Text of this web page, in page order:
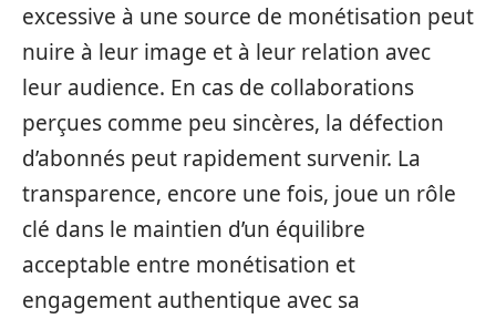
excessive à une source de monétisation peut
nuire à leur image et à leur relation avec
leur audience. En cas de collaborations
perçues comme peu sincères, la défection
d’abonnés peut rapidement survenir. La
transparence, encore une fois, joue un rôle
clé dans le maintien d’un équilibre
acceptable entre monétisation et
engagement authentique avec sa